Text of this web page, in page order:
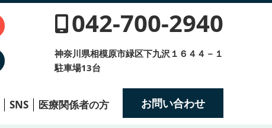
神奈川県相模原市緑区下九沢１６４４－１
駐車場13台
042-700-2940
お問い合わせ
SNS 医療関係者の方